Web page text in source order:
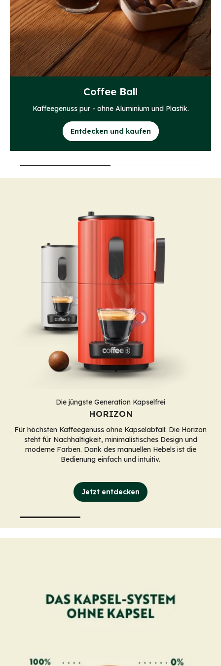
Coffee Ball
Kaffeegenuss pur - ohne Aluminium und Plastik.
Entdecken und kaufen
Die jüngste Generation Kapselfrei
HORIZON
Für höchsten Kaffeegenuss ohne Kapselabfall: Die Horizon
steht für Nachhaltigkeit, minimalistisches Design und
moderne Farben. Dank des manuellen Hebels ist die
Bedienung einfach und intuitiv.
Jetzt entdecken